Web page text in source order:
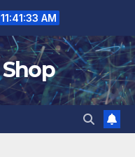
11:41:33 AM